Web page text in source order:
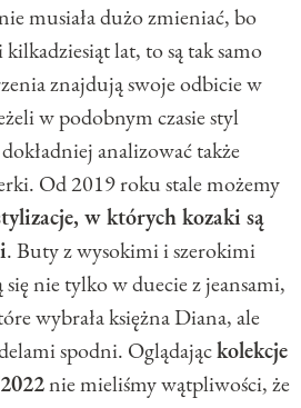
musiała dużo zmieniać, bo
lat, to są tak samo
znajdują swoje odbicie w
w podobnym czasie styl
analizować także
Od 2019 roku stale możemy
w których kozaki są
. Buty z wysokimi i szerokimi
nie tylko w duecie z jeansami,
wybrała księżna Diana, ale
spodni. Oglądająckolekcje
nie mieliśmy wątpliwości, że